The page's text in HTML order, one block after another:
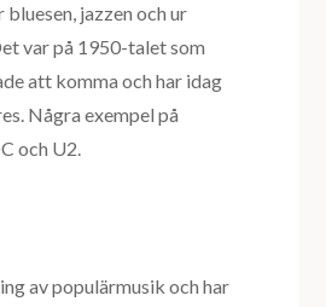
jazzen och ur
var på 1950-talet som
att komma och har idag
Några exempel på
och U2.
av populärmusik och har